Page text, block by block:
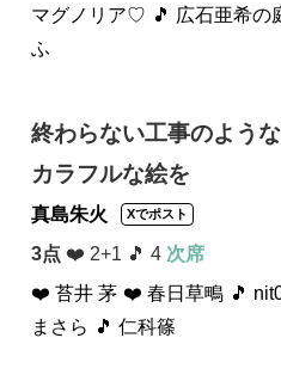
マグノリア♡ 🎵 広石亜希の
ふ
終わらない工事のよう
カラフルな絵を
真島朱火 Xでポスト
3点 ❤️ 2+1 🎵 4 次席
❤️ 苔井 茅 ❤️ 春日草鴫 🎵
まさら 🎵 仁科篠